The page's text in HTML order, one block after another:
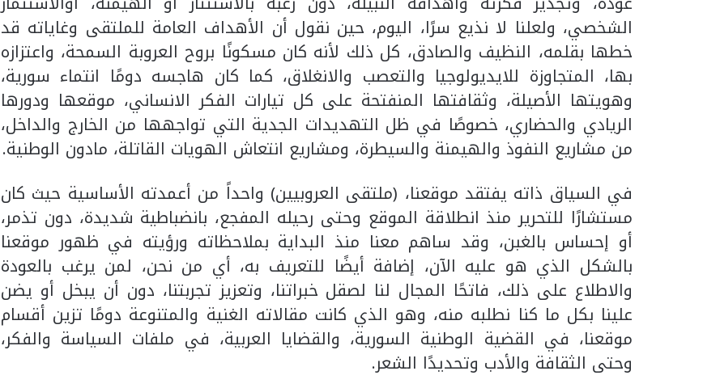
الشخصي، ولعلنا لا نذيع سرًا، اليوم، حين نقول أن الأهداف العامة للملتقى وغاياته قد
خطها بقلمه، النظيف والصادق، كل ذلك لأنه كان مسكونًا بروح العروبة السمحة، واعتزازه
بها، المتجاوزة للايديولوجيا والتعصب والانغلاق، كما كان هاجسه دومًا انتماء سورية،
وهويتها الأصيلة، وثقافتها المنفتحة على كل تيارات الفكر الانساني، موقعها ودورها
الريادي والحضاري، خصوصًا في ظل التهديدات الجدية التي تواجهها من الخارج والداخل،
من مشاريع النفوذ والهيمنة والسيطرة، ومشاريع انتعاش الهويات القاتلة، مادون الوطنية.
في السياق ذاته يفتقد موقعنا، (ملتقى العروبيين) واحداً من أعمدته الأساسية حيث كان
مستشارًا للتحرير منذ انطلاقة الموقع وحتى رحيله المفجع، بانضباطية شديدة، دون تذمر،
أو إحساس بالغبن، وقد ساهم معنا منذ البداية بملاحظاته ورؤيته في ظهور موقعنا
بالشكل الذي هو عليه الآن، إضافة أيضًا للتعريف به، أي من نحن، لمن يرغب بالعودة
والاطلاع على ذلك، فاتحًا المجال لنا لصقل خبراتنا، وتعزيز تجربتنا، دون أن يبخل أو يضن
علينا بكل ما كنا نطلبه منه، وهو الذي كانت مقالاته الغنية والمتنوعة دومًا تزين أقسام
موقعنا، في القضية الوطنية السورية، والقضايا العربية، في ملفات السياسة والفكر،
وحتى الثقافة والأدب وتحديدًا الشعر.